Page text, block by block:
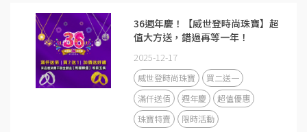
36週年慶！【威世登時尚珠寶】超
值大方送，錯過再等一年！
2025-12-17
威世登時尚珠寶
買二送一
滿仟送佰
週年慶
超值優惠
珠寶特賣
限時活動